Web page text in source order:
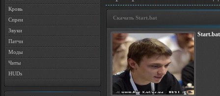
Кровь
Спреи
Звуки
Патчи
Моды
Читы
HUDs
Скачать Start.bat
Start.bat